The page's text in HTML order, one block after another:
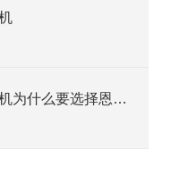
购买铝屑压块机为什么要选择恩派特公司